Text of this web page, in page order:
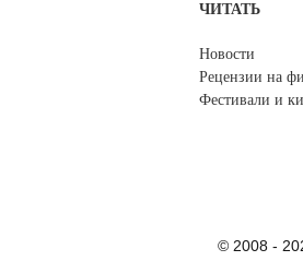
ЧИТАТЬ
Новости
Рецензии на
Фестивали и
© 2008 -